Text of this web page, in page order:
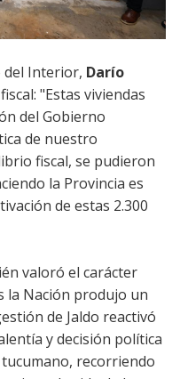
del Interior, Darío
"Estas viviendas
del Gobierno
de nuestro
fiscal, se pudieron
la Provincia es
de estas 2.300
valoró el carácter
la Nación produjo un
de Jaldo reactivó
y decisión política
recorriendo